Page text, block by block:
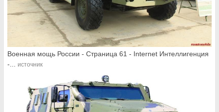
Военная мощь России - Страница 61 - Internet Интеллигенция
-...
источник